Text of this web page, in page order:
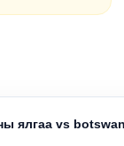
ялгаа vs